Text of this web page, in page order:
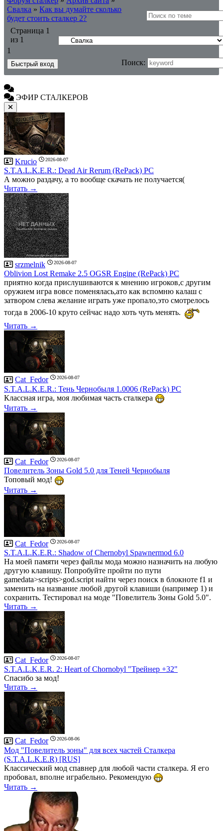
Свалка » Как вы думайте сколько
будет стоить сталкер 2?
Страница 1
из 1
1
Поиск:
ЭФИР СТАЛКЕРОВ
Krucio 2026-08-07
S.T.A.L.K.E.R.: Dead Air Rerum (RePack) PC
А можно раздачу, а то вообще скачать не получается(
Читать →
srzmelnik 2026-08-07
Oblivion Lost Remake 2.5 OGSR Engine (RePack) PC
приятно когда прислушиваются к мнению игроков,с другим
оружием игра вовсе поменялась,ато как вспомню калаш с
затвором слева желание играть уже пропало,это смотрелось
тогда в 2006-10 круто сейчас надо хоть чуть менять.
Читать →
Cat_Fedor 2026-08-07
S.T.A.L.K.E.R.: Тень Чернобыля 1.0006 (RePack) PC
Классная игра, моя любимая часть сталкера
Читать →
Cat_Fedor 2026-08-07
Повелитель Зоны Gold 5.0 для Теней Чернобыля
Топовый мод!
Читать →
Cat_Fedor 2026-08-07
S.T.A.L.K.E.R.: Shadow of Chernobyl Spawnermod 6.0
На моей памяти через файлы мода можно назначить на любую
другую клавишу. Попробуйте пройти по пути
gamedata>scripts>god.script найти через поиск в блокноте f1 и
заменить на название любой другой клавиши (например 1) и
сохранить. Тестировал на моде "Повелитель Зоны Gold 5.0".
Читать →
Cat_Fedor 2026-08-07
S.T.A.L.K.E.R. 2: Heart of Chornobyl "Трейнер +32"
Спасибо за мод!
Читать →
Cat_Fedor 2026-08-06
Мод "Повелитель зоны" для всех частей Сталкера
(S.T.A.L.K.E.R) [RUS]
Классический мод спавнер для любой части сталкера. Я его
пробовал, вполне играбельно. Рекомендую
Читать →